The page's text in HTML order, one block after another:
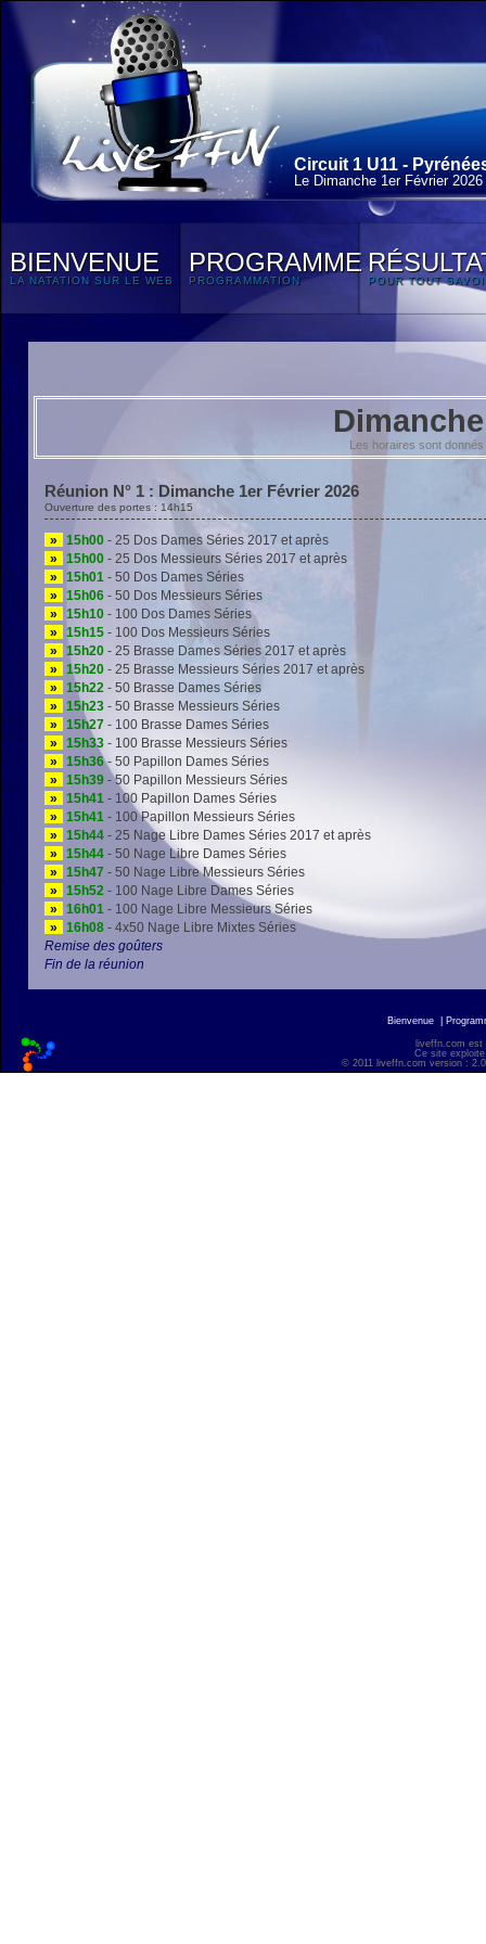
Circuit 1 U11 -
Le Dimanche 1erFévrier 2026
BIENVENUE
LA NATATION SUR LE WEB
PROGRAMME
PROGRAMMATION POUR TOUT
Les horaires sont
Réunion N° 1 : Dimanche 1er Février 2026
Ouverture des portes : 14h15
» 15h00 - 25 Dos Dames Séries 2017 et après
»
15h00 - 25 Dos Messieurs Séries 2017 et après
»
15h01 - 50 Dos Dames Séries
»
15h06 - 50 Dos Messieurs Séries
»
15h10 - 100 Dos Dames Séries
»
15h15 - 100 Dos Messieurs Séries
»
15h20 - 25 Brasse Dames Séries 2017 et après
»
15h20 - 25 Brasse Messieurs Séries 2017 et après
»
15h22 - 50 Brasse Dames Séries
»
15h23 - 50 Brasse Messieurs Séries
»
15h27 - 100 Brasse Dames Séries
»
15h33 - 100 Brasse Messieurs Séries
»
15h36- 50 Papillon Dames Séries
»
15h39 - 50 Papillon Messieurs Séries
»
15h41 - 100 Papillon Dames Séries
»
15h41 - 100 Papillon Messieurs Séries
»
15h44 - 25 Nage Libre Dames Séries 2017 et après
»
15h44 - 50 Nage Libre Dames Séries
»
15h47 - 50 Nage Libre Messieurs Séries
»
15h52 - 100 Nage Libre Dames Séries
»
16h01 - 100 Nage Libre Messieurs Séries
»
16h08 - 4x50 Nage Libre Mixtes Séries
Remise des goûters
Fin de la réunion
Bienvenue
liveffn.com est
Ce site
© 2011 liveffn.com version :